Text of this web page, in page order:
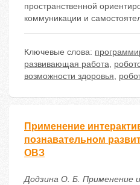
пространственной
коммуникации и
Ключевые слова:
развивающая работа,
возможности здоровья,
Применение
познавательном
ОВЗ
Додзина О. Б. Применение